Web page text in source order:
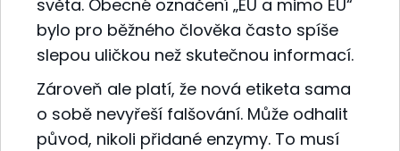
světa. Obecné označení „EU a mimo EU“
bylo pro běžného člověka často spíše
slepou uličkou než skutečnou informací.
Zároveň ale platí, že nová etiketa sama
o sobě nevyřeší falšování. Může odhalit
původ, nikoli přidané enzymy. To musí